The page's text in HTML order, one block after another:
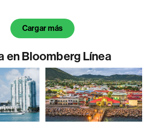
Cargar más
en Bloomberg Línea